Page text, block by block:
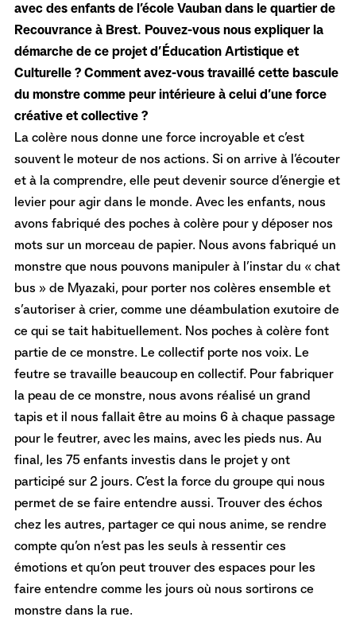
avec des enfants de l’école Vauban dans le quartier de
Recouvrance à Brest. Pouvez-vous nous expliquer la
démarche de ce projet d’Éducation Artistique et
Culturelle ? Comment avez-vous travaillé cette bascule
du monstre comme peur intérieure à celui d’une force
créative et collective ?
La colère nous donne une force incroyable et c’est
souvent le moteur de nos actions. Si on arrive à l’écouter
et à la comprendre, elle peut devenir source d’énergie et
levier pour agir dans le monde. Avec les enfants, nous
avons fabriqué des poches à colère pour y déposer nos
mots sur un morceau de papier. Nous avons fabriqué un
monstre que nous pouvons manipuler à l’instar du « chat
bus » de Myazaki, pour porter nos colères ensemble et
s’autoriser à crier, comme une déambulation exutoire de
ce qui se tait habituellement. Nos poches à colère font
partie de ce monstre. Le collectif porte nos voix. Le
feutre se travaille beaucoup en collectif. Pour fabriquer
la peau de ce monstre, nous avons réalisé un grand
tapis et il nous fallait être au moins 6 à chaque passage
pour le feutrer, avec les mains, avec les pieds nus. Au
final, les 75 enfants investis dans le projet y ont
participé sur 2 jours. C’est la force du groupe qui nous
permet de se faire entendre aussi. Trouver des échos
chez les autres, partager ce qui nous anime, se rendre
compte qu’on n’est pas les seuls à ressentir ces
émotions et qu’on peut trouver des espaces pour les
faire entendre comme les jours où nous sortirons ce
monstre dans la rue.